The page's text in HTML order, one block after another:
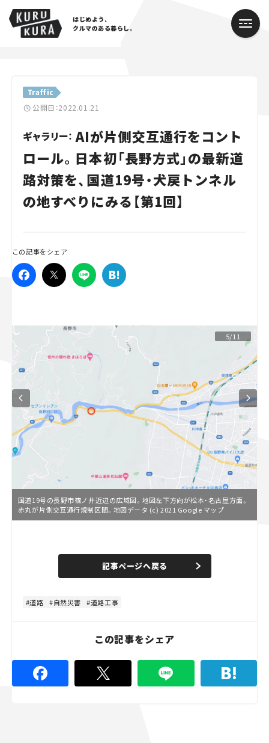
はじめよう、
クルマのある暮らし。
Traffic
公開日：2022.01.21
ギャラリー： AIが片側交互通行をコント
ロール。日本初「長野方式」の最新道
路対策を、国道19号・犬戻トンネル
の地すべりにみる【第1回】
この記事をシェア
5/11
国道19号の長野市篠ノ井近辺の広域図。地図左下方向が松本・名古屋方面。
赤丸が片側交互通行規制区間。地図データ (c) 2021 Google マップ
n
e
d
%
記事ページへ戻る
道路 自然災害 道路工事
この記事をシェア
Cars
Lifestyle
Traffic
Special
Campaign
人気のハッシュタグ
スズキ ジムニー｜Suzuki Jimny